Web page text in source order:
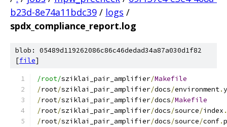
b23d-8e74a11bdc39 / logs /
spdx_compliance_report.log
blob: 05489d119262086c86c46dedad34a87a030d1f82
[file]
/root/sziklai_pair_amplifier/Makefile
/root/sziklai_pair_amplifier/docs/environment.
/root/sziklai_pair_amplifier/docs/Makefile
/root/sziklai_pair_amplifier/docs/source/index .
/root/sziklai_pair_amplifier/docs/source/conf.